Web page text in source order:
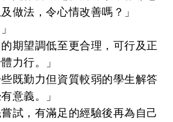
做法，令心情改善嗎？」
期望調低至更合理，可行及正
力行。」
既勤力但資質較弱的學生解答
意義。」
試，有滿足的經驗後再為自己